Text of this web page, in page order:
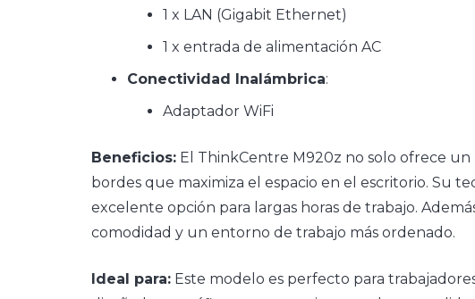
1 x LAN (Gigabit Ethernet)
1 x entrada de alimentación AC
Conectividad Inalámbrica:
Adaptador WiFi
Beneficios: El ThinkCentre M920z no solo ofrece
bordes que maximiza el espacio en el escritorio. Su
excelente opción para largas horas de trabajo.
comodidad y un entorno de trabajo más ordenado​.
Ideal para: Este modelo es perfecto para